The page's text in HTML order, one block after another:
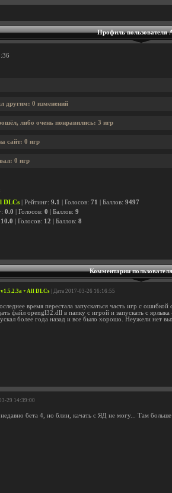
Профиль пользователя
другим: 0 изменений
либо очень понравились: 3 игр
сайт: 0 игр
0 игр
DLCs | Рейтинг: 9.1 | Голосов: 71 | Баллов: 9497
0.0 | Голосов: 0 | Баллов: 9
10.0 | Голосов: 12 | Баллов: 8
Комментарии
+ All DLCs | Дата 2017-03-26 16:16:55
время перестала запускаться часть игр с
файл opengl32.dll в папку с игрой и запускать с
более года назад и все было хорошо. Неужели нет
29 14:39:00
бета 4, но блин, качать с ЯД не могу... Там